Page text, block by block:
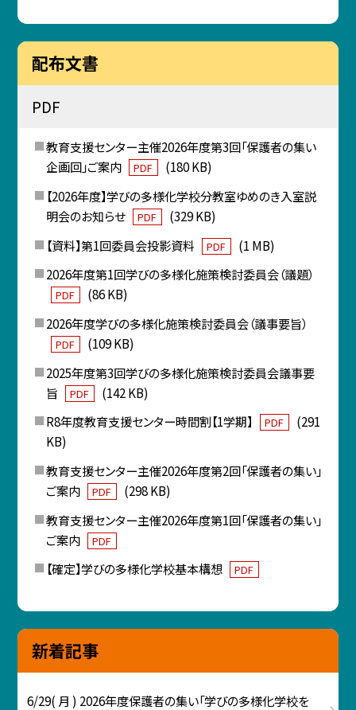
配布文書
PDF
教育支援センター主催2026年度第3回「保護者の集い
企画回」ご案内
PDF
(180 KB)
【2026年度】学びの多様化学校分教室ゆめのき入室説
明会のお知らせ
PDF
(329 KB)
【資料】第1回委員会投影資料
PDF
(1 MB)
2026年度第1回学びの多様化施策検討委員会（議題）
PDF
(86 KB)
2026年度学びの多様化施策検討委員会（議事要旨）
PDF
(109 KB)
2025年度第3回学びの多様化施策検討委員会議事要
旨
PDF
(142 KB)
R8年度教育支援センター時間割【1学期】
PDF
(291
KB)
教育支援センター主催2026年度第2回「保護者の集い」
ご案内
PDF
(298 KB)
教育支援センター主催2026年度第1回「保護者の集い」
ご案内
PDF
【確定】学びの多様化学校基本構想 PDF
新着記事
6/29( 月 ) 2026年度保護者の集い「学びの多様化学校を